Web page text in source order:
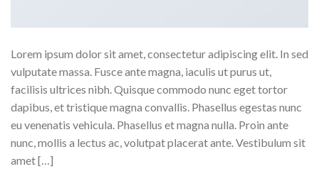
Lorem ipsum dolor sit amet, consectetur adipiscing elit. In sed
vulputate massa. Fusce ante magna, iaculis ut purus ut,
facilisis ultrices nibh. Quisque commodo nunc eget tortor
dapibus, et tristique magna convallis. Phasellus egestas nunc
eu venenatis vehicula. Phasellus et magna nulla. Proin ante
nunc, mollis a lectus ac, volutpat placerat ante. Vestibulum sit
amet […]